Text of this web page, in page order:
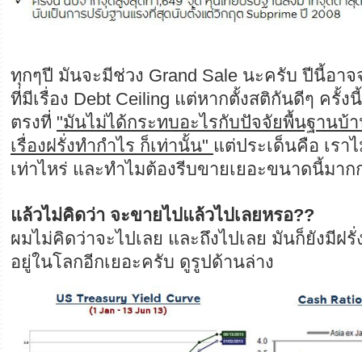
ทุกๆปี มันจะมีช่วง Grand Sale นะครับ ปีนี้อาจ
ที่มีเรื่อง Debt Ceiling แต่หากตั้งสติกันดีๆ ครั้ง
ตรงที่ "มันไม่ได้กระทบอะไรกับปัจจัยพื้นฐานบ้า
เรื่องฝรั่งทำกำไร ก็เท่านั้น" แต่ประเด็นคือ เรา
เท่าไหร่ และทำไมต้องรีบขายเยอะขนาดนี้มาก
แล้วไม่คิดว่า จะขายไปแล้วไปเลยหรอ??
ผมไม่คิดว่าจะไปเลย และถึงไปเลย มันก็ยังมีฝ
อยู่ในโลกอีกเยอะครับ ดูรูปด้านล่าง